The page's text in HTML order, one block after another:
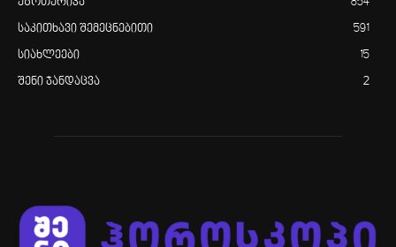
ეზოთერიკა 854
საკითხავი შემეცნებითი 591
სიახლეები 15
შენი ჯანდაცვა 2